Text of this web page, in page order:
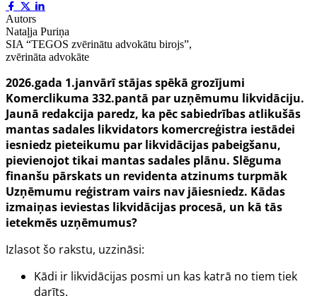
Autors
Nataļja Puriņa
SIA “TEGOS zvērinātu advokātu birojs”,
zvērināta advokāte
2026.gada 1.janvārī stājas spēkā grozījumi
Komerclikuma 332.pantā par uzņēmumu likvidāciju.
Jaunā redakcija paredz, ka pēc sabiedrības atlikušās
mantas sadales likvidators komercreģistra iestādei
iesniedz pieteikumu par likvidācijas pabeigšanu,
pievienojot tikai mantas sadales plānu. Slēguma
finanšu pārskats un revidenta atzinums turpmāk
Uzņēmumu reģistram vairs nav jāiesniedz. Kādas
izmaiņas ieviestas likvidācijas procesā, un kā tās
ietekmēs uzņēmumus?
Izlasot šo rakstu, uzzināsi:
Kādi ir likvidācijas posmi un kas katrā no tiem tiek
darīts.